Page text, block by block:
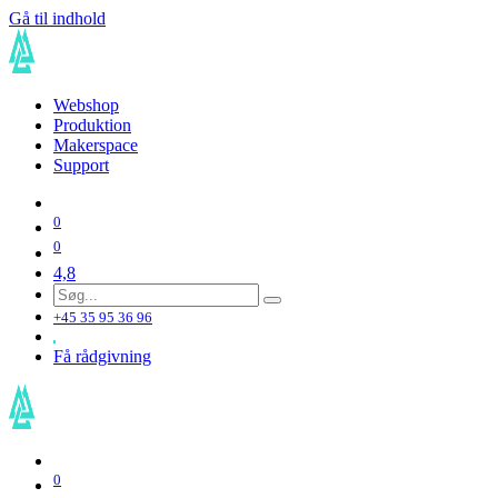
Gå til indhold
Webshop
Produktion
Makerspace
Support
0
0
4,8
+45 35 95 36 96
Få rådgivning
0